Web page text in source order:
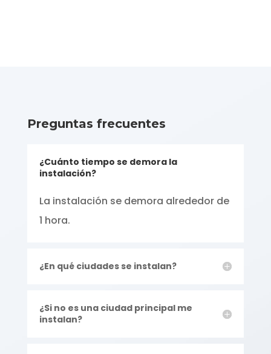
Preguntas frecuentes
¿Cuánto tiempo se demora la
instalación?
La instalación se demora alrededor de
1 hora.
¿En qué ciudades se instalan?
¿Si no es una ciudad principal me
instalan?